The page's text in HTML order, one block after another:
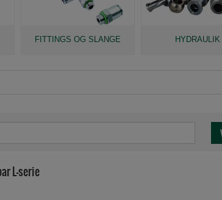
FITTINGS OG SLANGE HYDRAULIK
L-serie